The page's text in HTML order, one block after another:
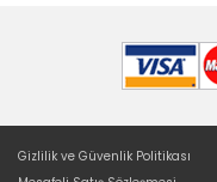
Gizlilik ve Güvenlik Politikası